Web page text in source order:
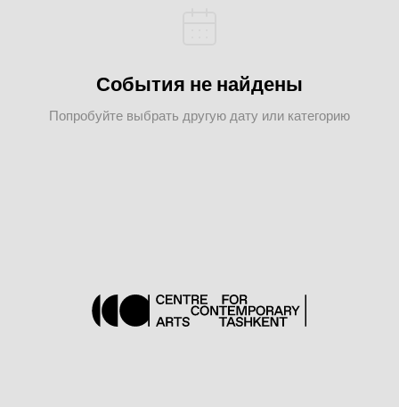
События не найдены
Попробуйте выбрать другую дату или категорию